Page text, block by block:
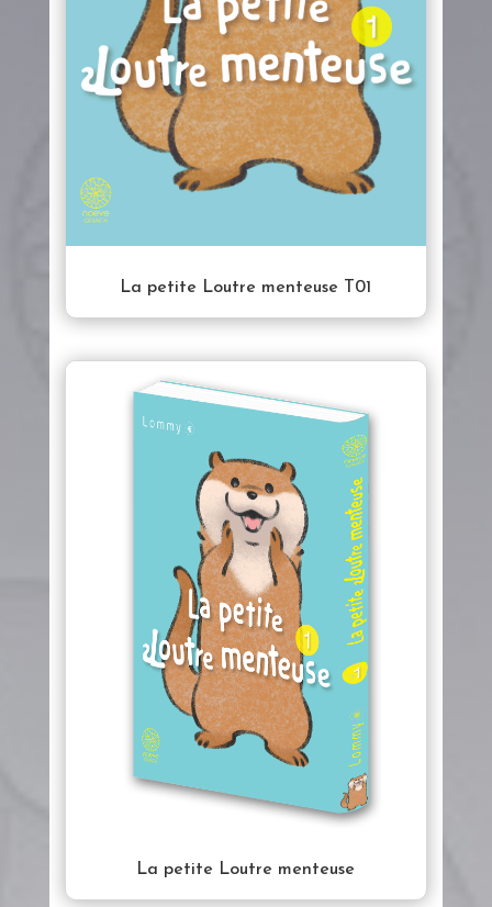
La petite Loutre menteuse T01
La petite Loutre menteuse